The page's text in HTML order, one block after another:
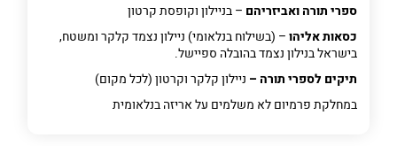
ספרי תורה ואביזריהם – בניילון וקופסת קרטון
כסאות אליהו– (בשילוח בנלאומי) ניילון נצמד קלקר ומשטח,
בישראל בנילון נצמד בהובלה ספיישל.
תיקים לספרי תורה – ניילון קלקר וקרטון (לכל מקום)
במחלקת פרמיוםלא משלמים על אריזה בנלאומית